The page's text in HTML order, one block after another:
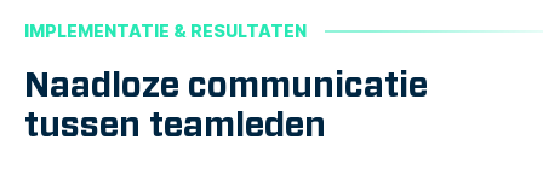
IMPLEMENTATIE & RESULTATEN
Naadloze communicatie
tussen teamleden